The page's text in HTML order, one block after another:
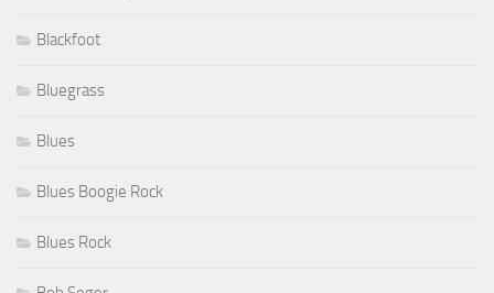
Blackfoot
Bluegrass
Blues
Blues Boogie Rock
Blues Rock